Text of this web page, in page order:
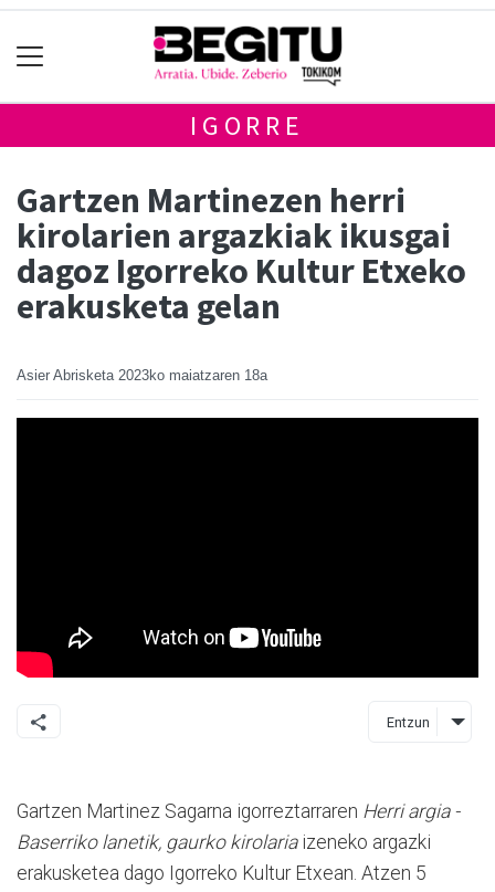
IGORRE
Gartzen Martinezen herri
kirolarien argazkiak ikusgai
dagoz Igorreko Kultur Etxeko
erakusketa gelan
Asier Abrisketa 2023ko maiatzaren 18a
Entzun
Gartzen Martinez Sagarna igorreztarraren Herri argia -
Baserriko lanetik, gaurko kirolariaizeneko argazki
erakusketea dago Igorreko Kultur Etxean. Atzen 5